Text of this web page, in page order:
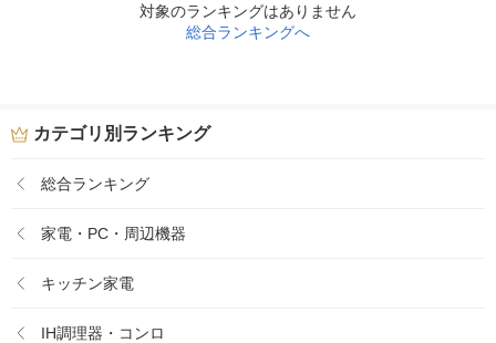
対象のランキングはありません
総合ランキングへ
カテゴリ別ランキング
総合ランキング
家電・PC・周辺機器
キッチン家電
IH調理器・コンロ